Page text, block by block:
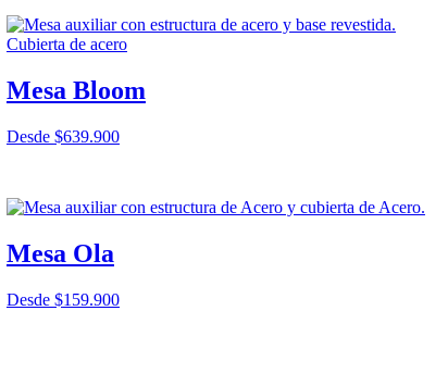
Mesa Bloom
Desde $639.900
Mesa Ola
Desde $159.900